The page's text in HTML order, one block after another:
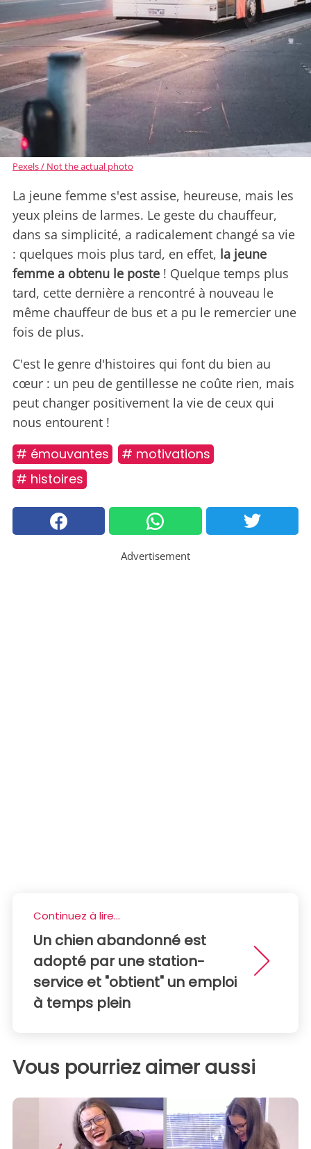
Pexels / Not the actual photo
La jeune femme s'est assise, heureuse, mais les
yeux pleins de larmes. Le geste du chauffeur,
dans sa simplicité, a radicalement changé sa vie
: quelques mois plus tard, en effet, la jeune
femme a obtenu le poste ! Quelque temps plus
tard, cette dernière a rencontré à nouveau le
même chauffeur de bus et a pu le remercier une
fois de plus.
C'est le genre d'histoires qui font du bien au
cœur : un peu de gentillesse ne coûte rien, mais
peut changer positivement la vie de ceux qui
nous entourent !
# émouvantes
# motivations
# histoires
Advertisement
Continuez à lire...
Un chien abandonné est
adopté par une station-
service et "obtient" un emploi
à temps plein
Vous pourriez aimer aussi